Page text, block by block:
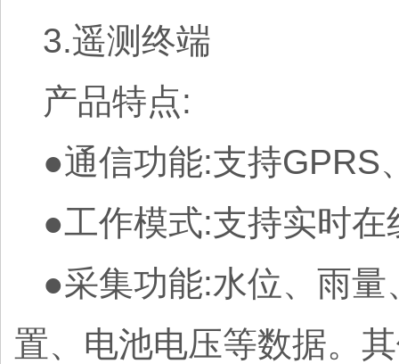
3.遥测终端
产品特点:
●通信功能:支持GPRS
●工作模式:支持实时
●采集功能:水位、雨
置、电池电压等数据。